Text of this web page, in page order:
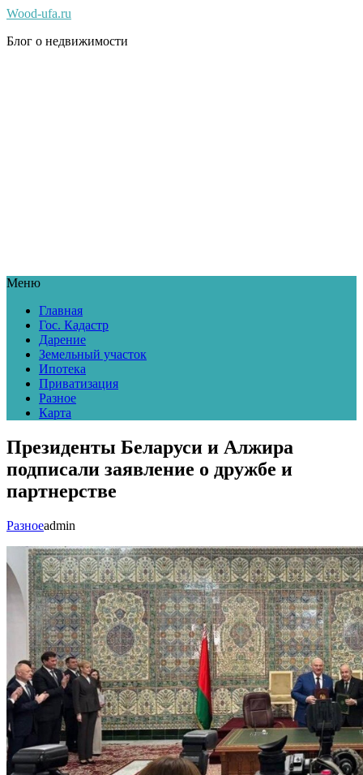
Wood-ufa.ru
Блог о недвижимости
Меню
Главная
Гос. Кадастр
Дарение
Земельный участок
Ипотека
Приватизация
Разное
Карта
Президенты Беларуси и Алжира
подписали заявление о дружбе и
партнерстве
Разноеadmin